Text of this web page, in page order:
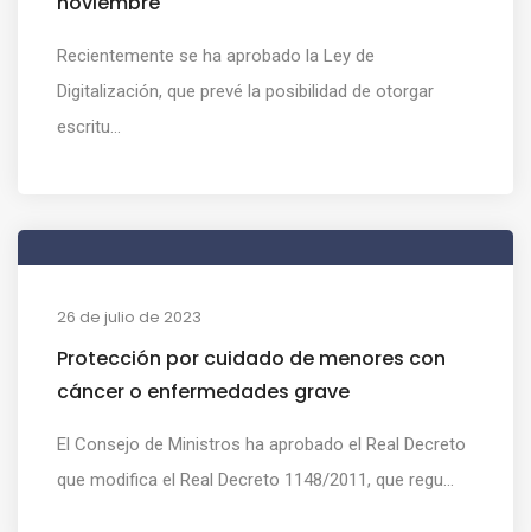
Recientemente se ha aprobado la Ley de
Digitalización, que prevé la posibilidad de otorgar
escritu...
26 de julio de 2023
Protección por cuidado de menores con
cáncer o enfermedades grave
El Consejo de Ministros ha aprobado el Real Decreto
que modifica el Real Decreto 1148/2011, que regu...